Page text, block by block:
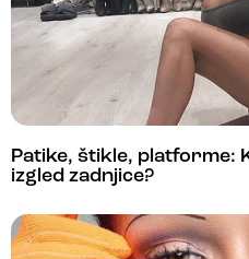
Patike, štikle, platforme:
izgled zadnjice?